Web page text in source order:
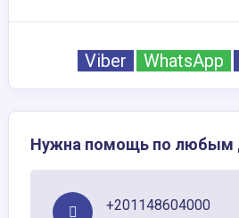
Viber WhatsApp
Нужна помощь по любым
+201148604000